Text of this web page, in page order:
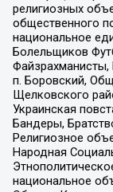
религиозных
общественного
национальное
Болельщиков
Файзрахманисты,
п. Боровский,
Щелковского
Украинская
Бандеры,
Религиозное
Народная
национальное